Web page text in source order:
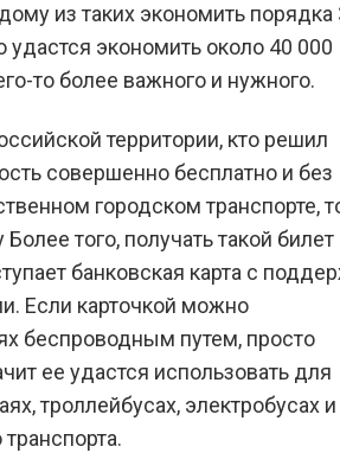
из таких экономить порядка
экономить около 40 000
то более важного и нужного.
территории, кто решил
совершенно бесплатно и без
городском транспорте,
того, получать такой билет
банковская карта с
Если карточкой можно
беспроводным путем, просто
ее удастся использовать для
троллейбусах, электробусах и